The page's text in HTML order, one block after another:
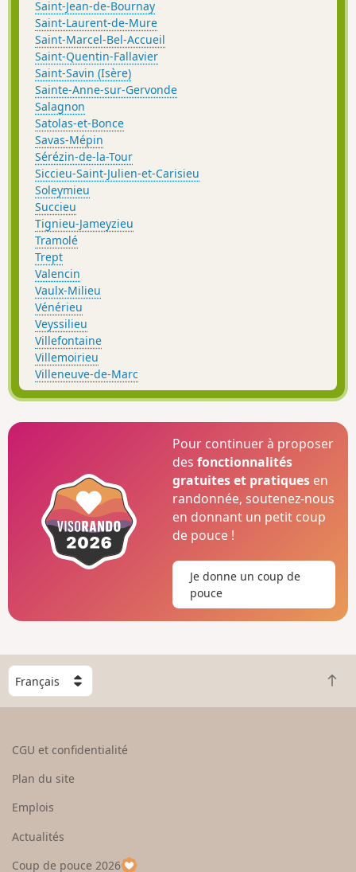
Saint-Jean-de-Bournay
Saint-Laurent-de-Mure
Saint-Marcel-Bel-Accueil
Saint-Quentin-Fallavier
Saint-Savin (Isère)
Sainte-Anne-sur-Gervonde
Salagnon
Satolas-et-Bonce
Savas-Mépin
Sérézin-de-la-Tour
Siccieu-Saint-Julien-et-Carisieu
Soleymieu
Succieu
Tignieu-Jameyzieu
Tramolé
Trept
Valencin
Vaulx-Milieu
Vénérieu
Veyssilieu
Villefontaine
Villemoirieu
Villeneuve-de-Marc
Pour continuer à proposer
desfonctionnalités
gratuites et pratiques en
randonnée, soutenez-nous
en donnant un petit coup
de pouce !
Je donne un coup de
pouce
C
h
o
e
u
R
e
CGU et confidentialité
Plan du site
Emplois
Actualités
Coup de pouce 2026